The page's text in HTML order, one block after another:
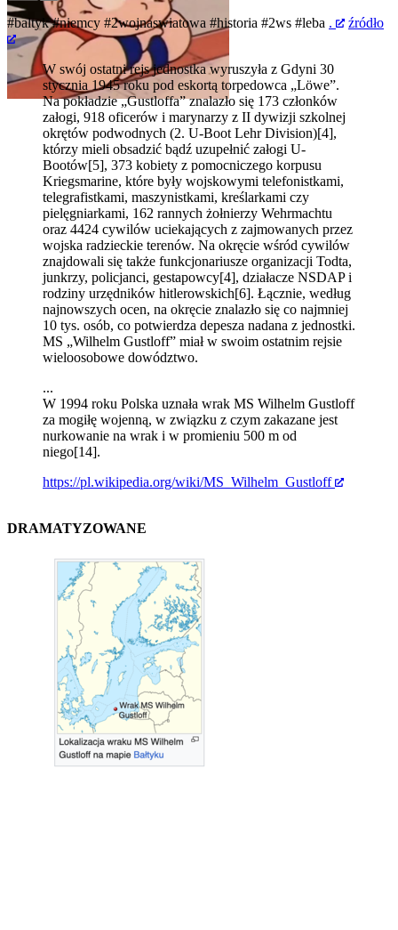
#baltyk #niemcy #2wojnaswiatowa #historia #2ws #leba . źródło
W swój ostatni rejs jednostka wyruszyła z Gdyni 30
stycznia 1945 roku pod eskortą torpedowca „Löwe”.
Na pokładzie „Gustloffa” znalazło się 173 członków
załogi, 918 oficerów i marynarzy z II dywizji szkolnej
okrętów podwodnych (2. U-Boot Lehr Division)[4],
którzy mieli obsadzić bądź uzupełnić załogi U-
Bootów[5], 373 kobiety z pomocniczego korpusu
Kriegsmarine, które były wojskowymi telefonistkami,
telegrafistkami, maszynistkami, kreślarkami czy
pielęgniarkami, 162 rannych żołnierzy Wehrmachtu
oraz 4424 cywilów uciekających z zajmowanych przez
wojska radzieckie terenów. Na okręcie wśród cywilów
znajdowali się także funkcjonariusze organizacji Todta,
junkrzy, policjanci, gestapowcy[4], działacze NSDAP i
rodziny urzędników hitlerowskich[6]. Łącznie, według
najnowszych ocen, na okręcie znalazło się co najmniej
10 tys. osób, co potwierdza depesza nadana z jednostki.
MS „Wilhelm Gustloff” miał w swoim ostatnim rejsie
wieloosobowe dowództwo.
...
W 1994 roku Polska uznała wrak MS Wilhelm Gustloff
za mogiłę wojenną, w związku z czym zakazane jest
nurkowanie na wrak i w promieniu 500 m od
niego[14].
https://pl.wikipedia.org/wiki/MS_Wilhelm_Gustloff
DRAMATYZOWANE